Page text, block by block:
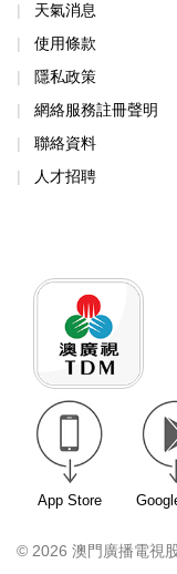
天氣消息
使用條款
隱私政策
網絡服務註冊聲明
聯絡資料
人才招聘
App Store
© 2026 澳門廣播電視